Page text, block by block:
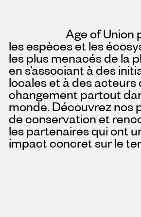
Age of Union
les espèces et les
les plus menacés de la
en s’associant à des
locales et à des acteurs
changement partout
monde. Découvrez nos
de conservation et
les partenaires qui ont
impact concret sur le